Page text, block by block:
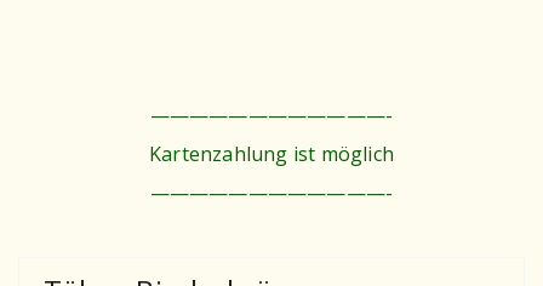
————————————-
Kartenzahlung ist möglich
————————————-